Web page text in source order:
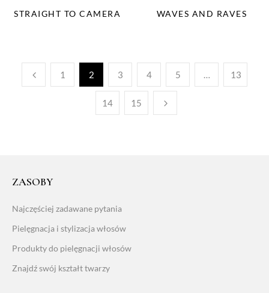
STRAIGHT TO CAMERA WAVES AND RAVES
1 2 3 4 5 … 13
14 15
ZASOBY
Najczęściej zadawane pytania
Pielęgnacja i stylizacja włosów
Produkty do pielęgnacji włosów
Znajdź swój kształt twarzy